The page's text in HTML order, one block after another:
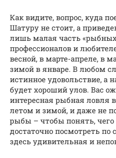
Как видите, вопрос, куда
Шатуру не стоит, а
лишь малая часть
профессионалов и
весной, в марте-апреле, в
зимой в январе. В любом
истинное удовольствие, а
будет хороший улов. Вас
интересная рыбная ловля
летом и зимой, и даже не
рыбы – чтобы понять, чего
достаточно посмотреть по
здесь удивительная и